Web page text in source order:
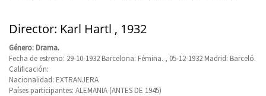
Director: Karl Hartl , 1932
Género: Drama.
Fecha de estreno: 29-10-1932 Barcelona: Fémina. , 05-12-1932 Madrid: Barceló.
Calificación:
Nacionalidad: EXTRANJERA
Países participantes: ALEMANIA (ANTES DE 1945)